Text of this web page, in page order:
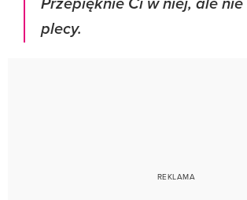
Przepięknie Ci w niej, ale
plecy.